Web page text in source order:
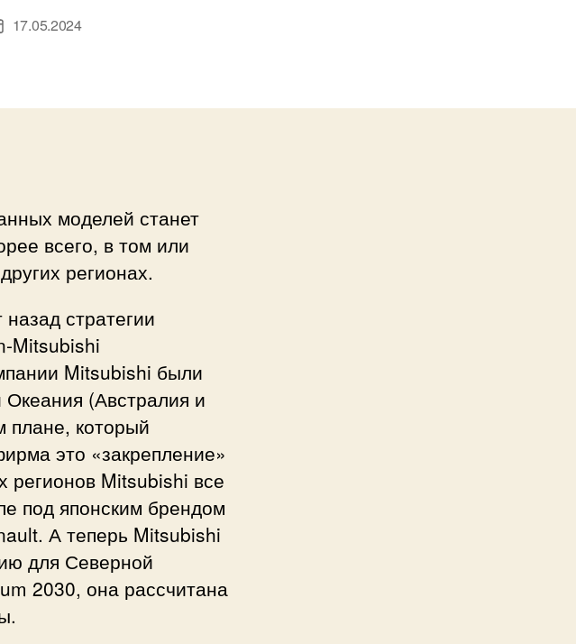
17.05.2024
моделей станет
всего, в том или
регионах.
стратегии
Mitsubishi
Mitsubishi были
(Австралия и
плане, который
это «закрепление»
регионов Mitsubishi все
под японским брендом
А теперь Mitsubishi
для Северной
2030, она рассчитана